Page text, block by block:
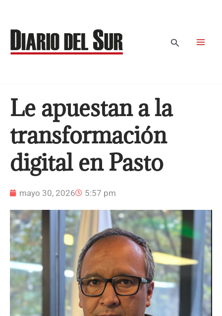
contenido
Buscar
Le apuestan a la
transformación
digital en Pasto
mayo 30, 2026 5:57 pm